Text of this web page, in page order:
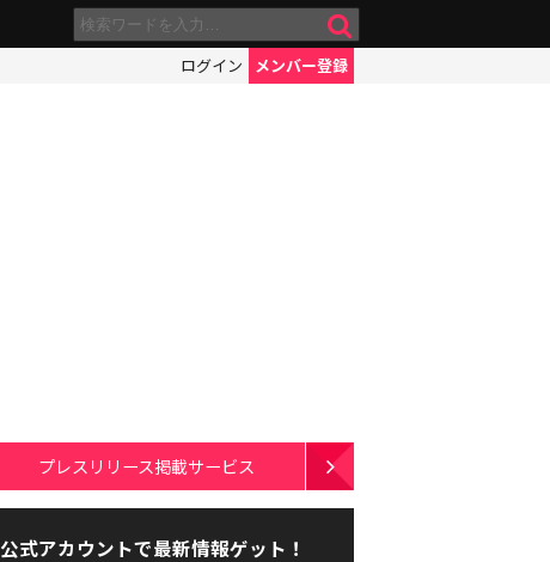
ログイン メンバー登録
プレスリリース掲載サービス
公式アカウントで最新情報ゲット！